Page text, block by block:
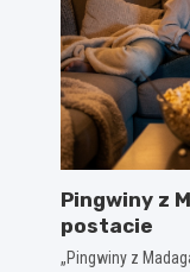
Pingwiny z
postacie
„Pingwiny z